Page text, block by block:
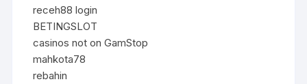
receh88 login
BETINGSLOT
casinos not on GamStop
mahkota78
rebahin